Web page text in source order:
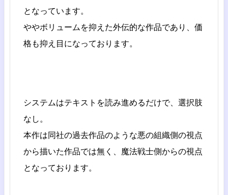
となっています。
ややボリュームを抑えた外伝的な作品であり、価
格も抑え目になっております。
システムはテキストを読み進めるだけで、選択肢
なし。
本作は同社の過去作品のような悪の組織側の視点
から描いた作品では無く、魔法戦士側からの視点
となっております。